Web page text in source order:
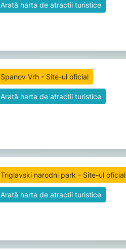
Arată harta de atractii turistice
Spanov Vrh - Site-ul oficial
Arată harta de atractii turistice
Triglavski narodni park - Site-ul oficial
Arată harta de atractii turistice